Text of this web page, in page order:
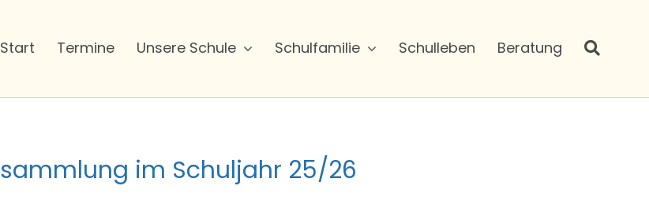
Start Termine Unsere Schule Schulfamilie Schulleben Beratung
im Schuljahr 25/26